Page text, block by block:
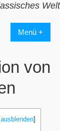
Menü +
von
[ausblenden]